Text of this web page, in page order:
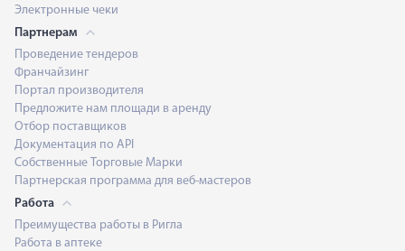
Электронные чеки
Партнерам
Проведение тендеров
Франчайзинг
Портал производителя
Предложите нам площади в аренду
Отбор поставщиков
Документация по API
Собственные Торговые Марки
Партнерская программа для веб-мастеров
Работа
Преимущества работы в Ригла
Работа в аптеке